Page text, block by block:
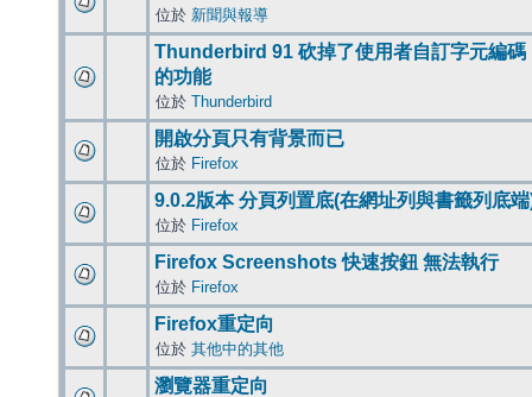
位於 新聞與報導
Thunderbird 91 砍掉了使用者自訂字元編碼
的功能
位於 Thunderbird
開啟分頁只有背景而已
位於 Firefox
9.0.2版本 分頁列置底(在網址列與書籤列底
位於 Firefox
Firefox Screenshots 快速按鈕 無法執行
位於 Firefox
Firefox重定向
位於 其他中的其他
瀏覽器重定向